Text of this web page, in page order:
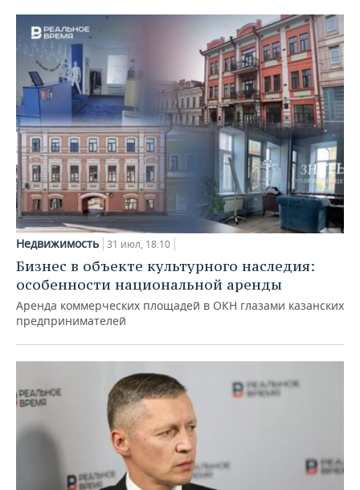
Недвижимость 31 июл, 18:10
Бизнес в объекте культурного наследия:
особенности национальной аренды
Аренда коммерческих площадей в ОКН глазами казанских
предпринимателей